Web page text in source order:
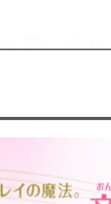
問い合
楽教室を
ノ・ギタ